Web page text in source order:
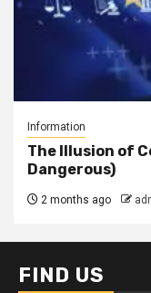
Information
The Illusion of
Dangerous)
2 months ago
FIND US